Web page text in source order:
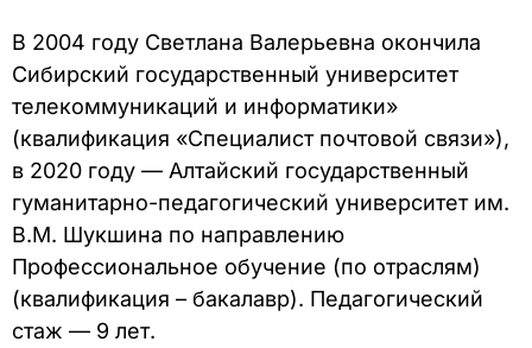
В 2004 году Светлана Валерьевна окончила
Сибирский государственный университет
телекоммуникаций и информатики»
(квалификация «Специалист почтовой связи»),
в 2020 году — Алтайский государственный
гуманитарно-педагогический университет им.
В.М. Шукшина по направлению
Профессиональное обучение (по отраслям)
(квалификация – бакалавр). Педагогический
стаж — 9 лет.